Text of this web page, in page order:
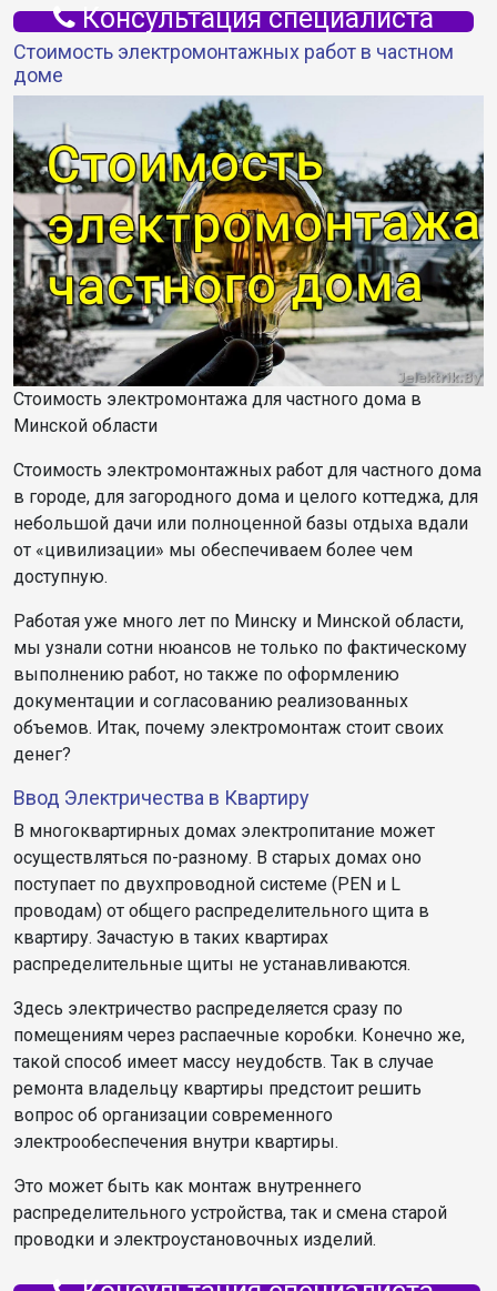
Консультация специалиста
Стоимость электромонтажных работ в частном
доме
Стоимость электромонтажа для частного дома в
Минской области
Стоимость электромонтажных работ для частного дома
в городе, для загородного дома и целого коттеджа, для
небольшой дачи или полноценной базы отдыха вдали
от «цивилизации» мы обеспечиваем более чем
доступную.
Работая уже много лет по Минску и Минской области,
мы узнали сотни нюансов не только по фактическому
выполнению работ, но также по оформлению
документации и согласованию реализованных
объемов. Итак, почему электромонтаж стоит своих
денег?
Ввод Электричества в Квартиру
В многоквартирных домах электропитание может
осуществляться по-разному. В старых домах оно
поступает по двухпроводной системе (PEN и L
проводам) от общего распределительного щита в
квартиру. Зачастую в таких квартирах
распределительные щиты не устанавливаются.
Здесь электричество распределяется сразу по
помещениям через распаечные коробки. Конечно же,
такой способ имеет массу неудобств. Так в случае
ремонта владельцу квартиры предстоит решить
вопрос об организации современного
электрообеспечения внутри квартиры.
Это может быть как монтаж внутреннего
распределительного устройства, так и смена старой
проводки и электроустановочных изделий.